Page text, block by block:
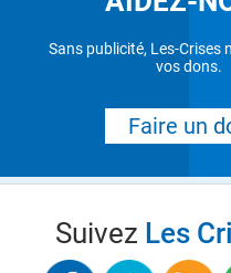
Sans publicité, Les-Crises
vos dons.
Faire un
Suivez Les